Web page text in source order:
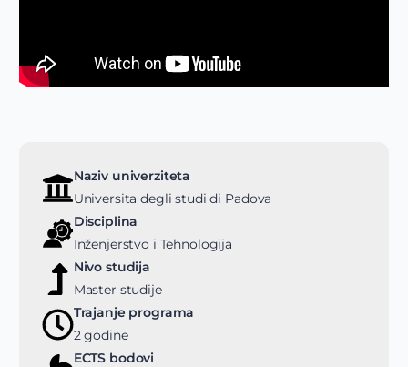
Naziv univerziteta
Universita degli studi di Padova
Disciplina
Inženjerstvo i Tehnologija
Nivo studija
Master studije
Trajanje programa
2 godine
ECTS bodovi